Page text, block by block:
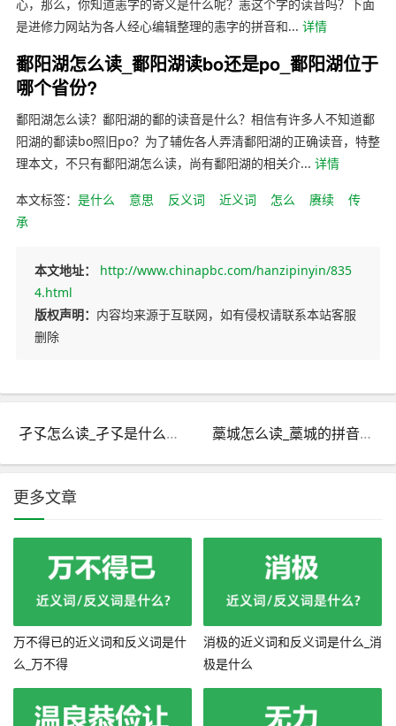
心，那么，你知道恚字的寄义是什么呢？恚这个字的读音吗？下面
是进修力网站为各人经心编辑整理的恚字的拼音和... 详情
鄱阳湖怎么读_鄱阳湖读bo还是po_鄱阳湖位于
哪个省份?
鄱阳湖怎么读？鄱阳湖的鄱的读音是什么？相信有许多人不知道鄱
阳湖的鄱读bo照旧po？为了辅佐各人弄清鄱阳湖的正确读音，特整
理本文，不只有鄱阳湖怎么读，尚有鄱阳湖的相关介... 详情
本文标签： 是什么 意思 反义词 近义词 怎么 赓续
传
承
本文地址：
http://www.chinapbc.com/hanzipinyin/835
4.html
版权声明： 内容均来源于互联网，如有侵权请联系本站客服
删除
孑孓怎么读_孑孓是什么意思_茕茕孑立孑孓而行是什么意思？ 藁城怎么读_藁城的拼音_藁城的藁是什么意思?
更多文章
万不得已的近义词和反义词是什
么_万不得
消极的近义词和反义词是什么_消
极是什么